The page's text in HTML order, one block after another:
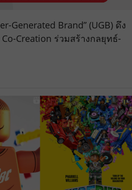
Generated Brand” (UGB) ดึง
Creation ร่วมสร้างกลยุทธ์-